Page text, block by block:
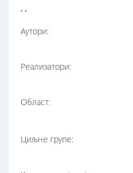
, ,
Аутори:
Реализатори:
Област:
Циљне групе: